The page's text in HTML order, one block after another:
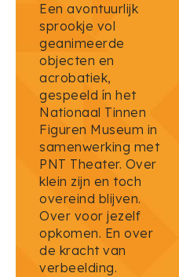
Een avontuurlijk
sprookje vol
geanimeerde
objecten en
acrobatiek,
gespeeld ín het
Nationaal Tinnen
Figuren Museum in
samenwerking met
PNT Theater. Over
klein zijn en toch
overeind blijven.
Over voor jezelf
opkomen. En over
de kracht van
verbeelding.